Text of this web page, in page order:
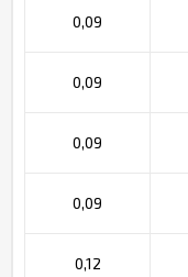
0,09
0,09
0,09
0,09
0,12